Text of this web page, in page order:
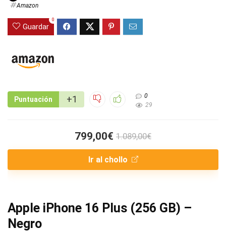
Amazon
Guardar
0
Puntuación +1
0
29
799,00€ 1.089,00€
Ir al chollo
Apple iPhone 16 Plus (256 GB) –
Negro